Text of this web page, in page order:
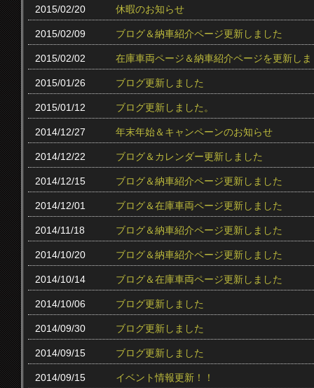
2015/02/20 休暇のお知らせ
2015/02/09 ブログ＆納車紹介ページ更新しました
2015/02/02 在庫車両ページ＆納車紹介ページを更新し
2015/01/26 ブログ更新しました
2015/01/12 ブログ更新しました。
2014/12/27 年末年始＆キャンペーンのお知らせ
2014/12/22 ブログ＆カレンダー更新しました
2014/12/15 ブログ＆納車紹介ページ更新しました
2014/12/01 ブログ＆在庫車両ページ更新しました
2014/11/18 ブログ＆納車紹介ページ更新しました
2014/10/20 ブログ＆納車紹介ページ更新しました
2014/10/14 ブログ＆在庫車両ページ更新しました
2014/10/06 ブログ更新しました
2014/09/30 ブログ更新しました
2014/09/15 ブログ更新しました
2014/09/15 イベント情報更新！！